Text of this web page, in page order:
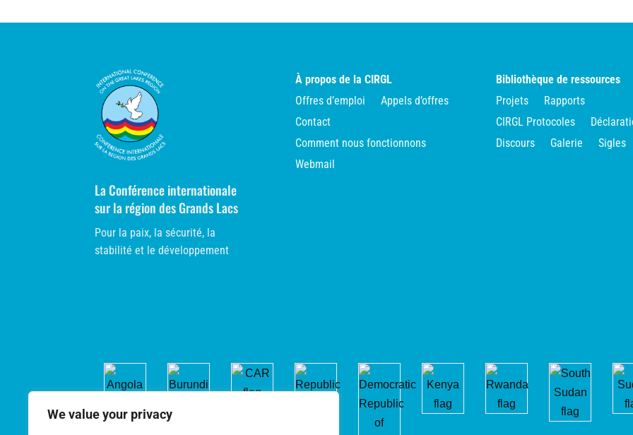
We value your privacy
La Conférence internationale
sur la région des Grands Lacs
Pour la paix, la sécurité, la
stabilité et le développement
À propos de la CIRGL
Offres d’emploi
Appels d’offres
Contact
Comment nous fonctionnons
Webmail
Bibliothèque de ressources
Projets
Rapports
CIRGL Protocoles
Discours
Galerie Sigles